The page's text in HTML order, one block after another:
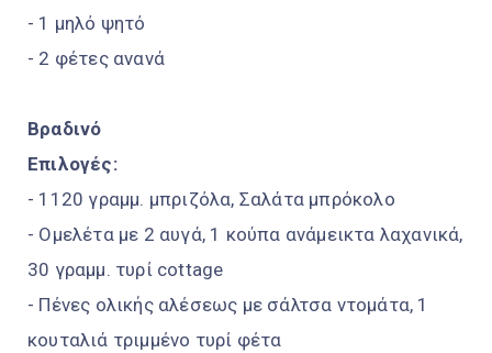
- 1 μηλό ψητό
- 2 φέτες ανανά
Βραδινό
Επιλογές:
- 1120 γραμμ. μπριζόλα, Σαλάτα μπρόκολο
- Ομελέτα με 2 αυγά, 1 κούπα ανάμεικτα λαχανικά,
30 γραμμ. τυρί cottage
- Πένες ολικής αλέσεως με σάλτσα ντομάτα, 1
κουταλιά τριμμένο τυρί φέτα